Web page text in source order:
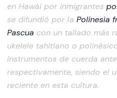
en Hawái por inmigrantes
se difundió por la Polinesia
Pascua con un tallado más
ukelele tahitiano o
instrumentos de cuerda
respectivamente, siendo el
reciente en esta cultura.